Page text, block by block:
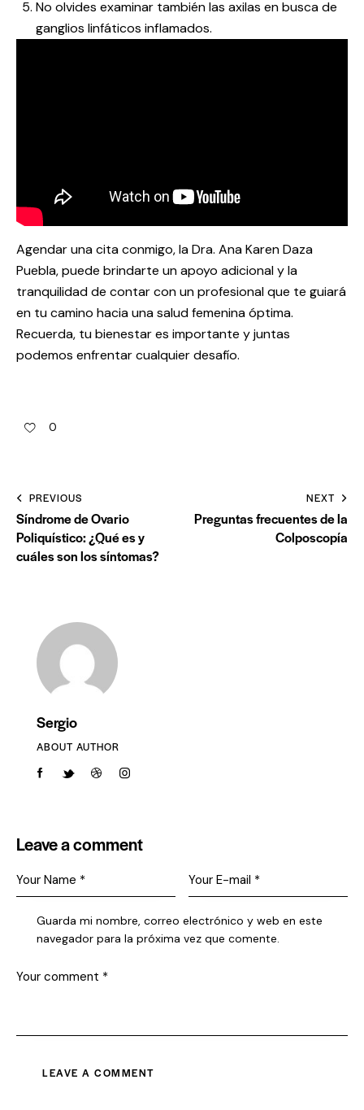
No olvides examinar también las axilas en busca de
ganglios linfáticos inflamados.
Agendar una cita conmigo, la Dra. Ana Karen Daza
Puebla, puede brindarte un apoyo adicional y la
tranquilidad de contar con un profesional que te guiará
en tu camino hacia una salud femenina óptima.
Recuerda, tu bienestar es importante y juntas
podemos enfrentar cualquier desafío.
0
PREVIOUS
Síndrome de Ovario
Poliquístico: ¿Qué es y
cuáles son los síntomas?
NEXT
Preguntas frecuentes de la
Colposcopía
Sergio
ABOUT AUTHOR
Leave a comment
Guarda mi nombre, correo electrónico y web en este
navegador para la próxima vez que comente.